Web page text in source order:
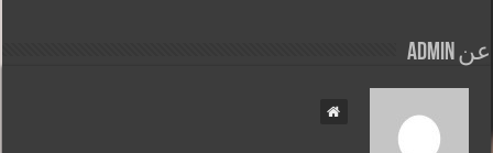
عن admin